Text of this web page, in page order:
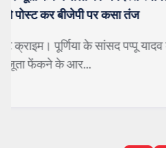
गाजियाबाद। करंट क्राइम।
माना जाता है। इस समय जहां एक